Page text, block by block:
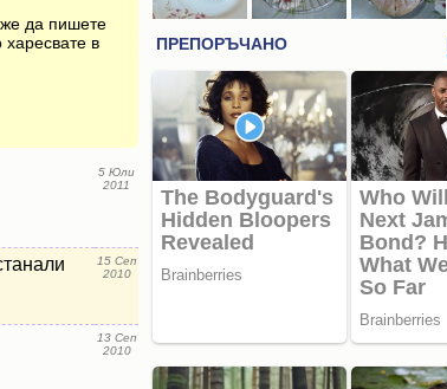
да пишете
харесвате в
5 Юли
2011
15 Сеп
2010
13 Сеп
2010